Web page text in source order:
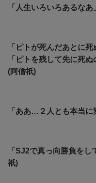
「人生いろいろあるなあ
「ピトが死んだあとに
「ピトを残して先に死
(阿僧祇)
「ああ…２人とも本当に
「SJ2で真っ向勝負を
祇)